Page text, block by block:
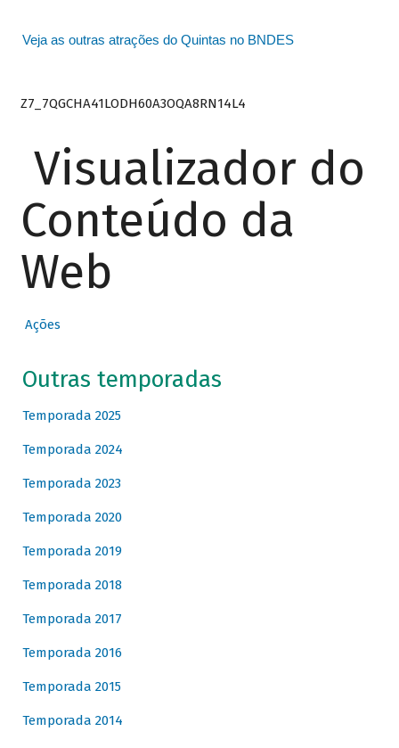
Veja as outras atrações do Quintas no BNDES
Z7_7QGCHA41LODH60A3OQA8RN14L4
Visualizador do
Conteúdo da
Web
Ações
Outras temporadas
Temporada 2025
Temporada 2024
Temporada 2023
Temporada 2020
Temporada 2019
Temporada 2018
Temporada 2017
Temporada 2016
Temporada 2015
Temporada 2014